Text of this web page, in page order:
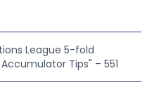
League 5-fold
Tips" – 551